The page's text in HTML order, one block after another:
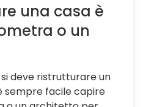
una casa è
o un
deve ristrutturare un
sempre facile capire